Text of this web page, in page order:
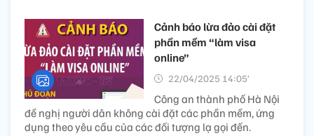
Cảnh báo lừa đảo cài đặt
phần mềm “làm visa
online”
22/04/2025 14:05’
Công an thành phố Hà Nội
đề nghị người dân không cài đặt các phần mềm, ứng
dụng theo yêu cầu của các đối tượng lạ gọi đến.